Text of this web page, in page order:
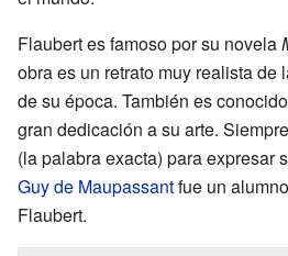
Flaubert es famoso por su novela
obra es un retrato muy realista de
de su época. También es
gran dedicación a su arte.
(la palabra exacta) para expresar
Guy de Maupassantfue un
Flaubert.